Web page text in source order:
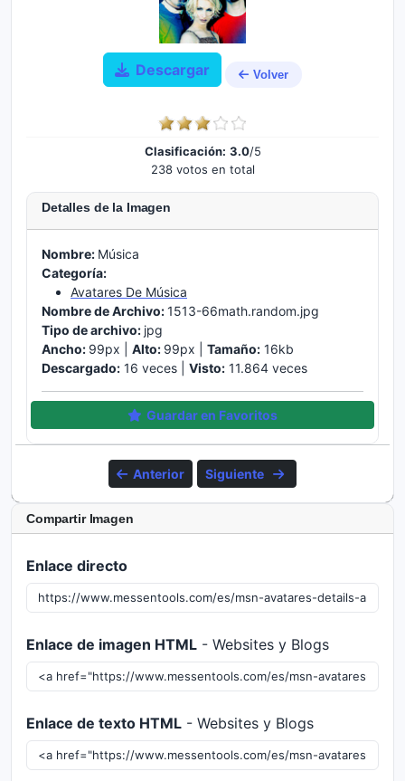
Descargar Volver
Clasificación: 3.0/5
238 votos en total
Detalles de la Imagen
Nombre: Música
Categoría:
Avatares De Música
Nombre de Archivo:1513-66math.random.jpg
Tipo de archivo: jpg
Ancho: 99px | Alto: 99px | Tamaño: 16kb
Descargado: 16 veces | Visto: 11.864 veces
Guardar en Favoritos
Anterior Siguiente
Compartir Imagen
Enlace directo
Enlace de imagen HTML - Websites y Blogs
Enlace de texto HTML - Websites y Blogs